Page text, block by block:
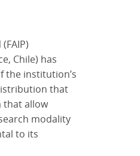
Chile) has
the institution’s
that
that allow
modality
to its